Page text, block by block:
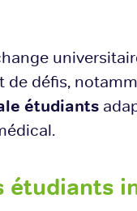
défis,
étudiants
étudiants